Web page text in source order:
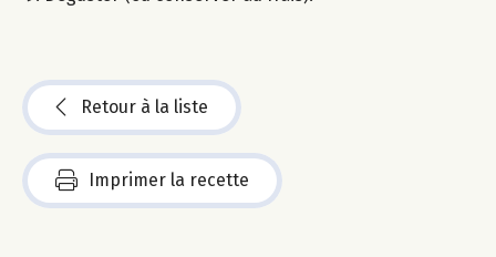
Retour à la liste
Imprimer la recette